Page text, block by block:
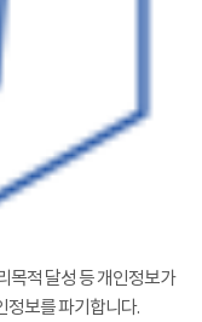
목적 달성 등 개인정보가
정보를 파기합니다.